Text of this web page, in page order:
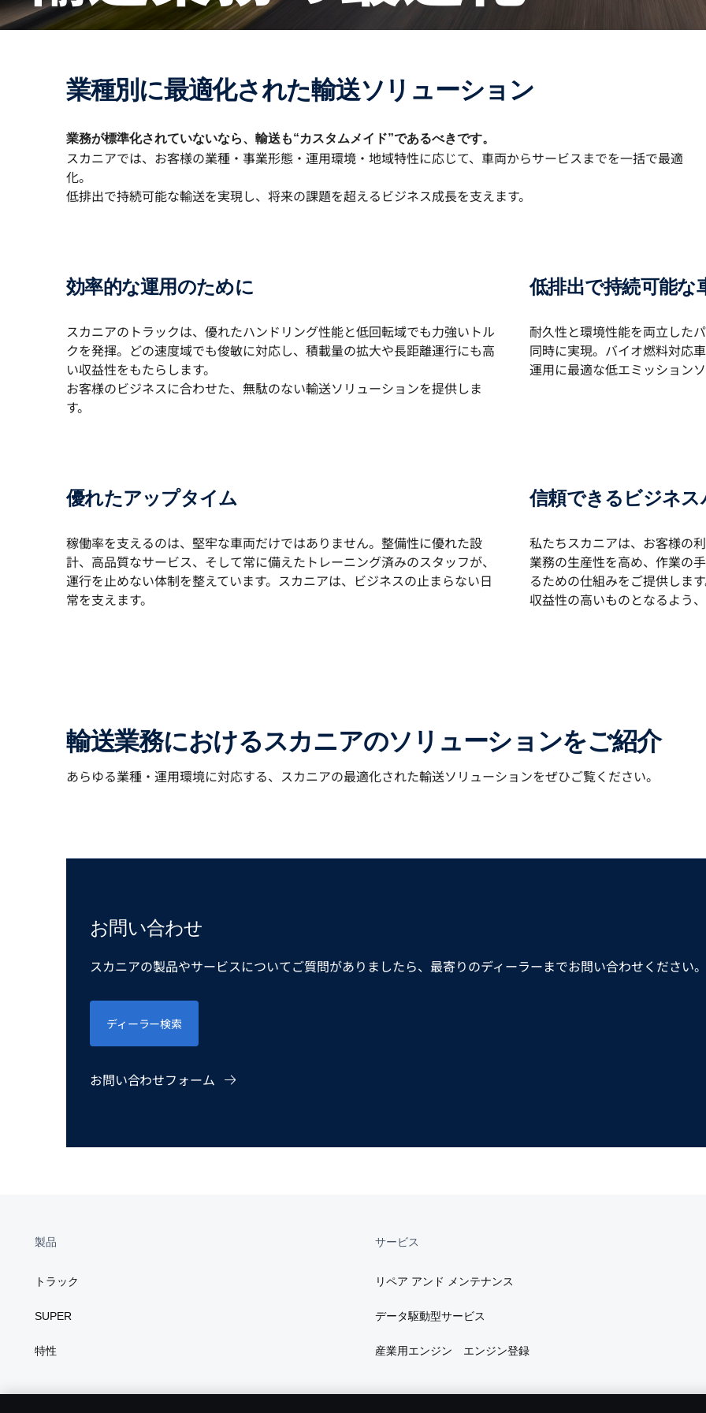
業種別に最適化された輸送ソリューション
業務が標準化されていないなら、輸送も“カスタムメイド”であるべきです。
スカニアでは、お客様の業種・事業形態・運用環境・地域特性に応じて、車両からサービスまでを一括で最適
化。
低排出で持続可能な輸送を実現し、将来の課題を超えるビジネス成長を支えます。
効率的な運用のために
スカニアのトラックは、優れたハンドリング性能と低回転域でも力強いトル
クを発揮。どの速度域でも俊敏に対応し、積載量の拡大や長距離運行にも高
い収益性をもたらします。
お客様のビジネスに合わせた、無駄のない輸送ソリューションを提供しま
す。
低排出で持続可能
耐久性と環境性能を両立した
同時に実現。バイオ燃料対応
運用に最適な低エミッション
優れたアップタイム
稼働率を支えるのは、堅牢な車両だけではありません。整備性に優れた設
計、高品質なサービス、そして常に備えたトレーニング済みのスタッフが、
運行を止めない体制を整えています。スカニアは、ビジネスの止まらない日
常を支えます。
信頼できるビジネ
私たちスカニアは、お客様の
業務の生産性を高め、作業の
るための仕組みをご提供しま
収益性の高いものとなるよう
輸送業務におけるスカニアのソリューションをご紹介
あらゆる業種・運用環境に対応する、スカニアの最適化された輸送ソリューションをぜひご覧ください。
お問い合わせ
スカニアの製品やサービスについてご質問がありましたら、最寄りのディーラーまでお問い合わせください。
ディーラー検索
お問い合わせフォーム
製品
トラック
SUPER
特性
サービス
リペア アンド メンテナンス
データ駆動型サービス
産業用エンジン エンジン登録